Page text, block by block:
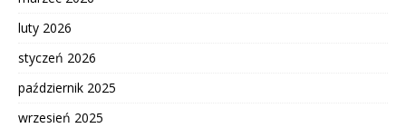
luty 2026
styczeń 2026
październik 2025
wrzesień 2025